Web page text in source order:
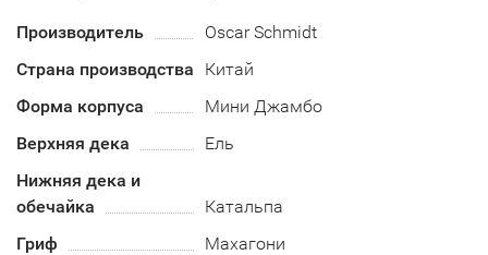
Производитель
Oscar Schmidt
Страна производства
Китай
Форма корпуса
Мини Джамбо
Верхняя дека
Ель
Нижняя дека и
обечайка
Катальпа
Гриф
Махагони